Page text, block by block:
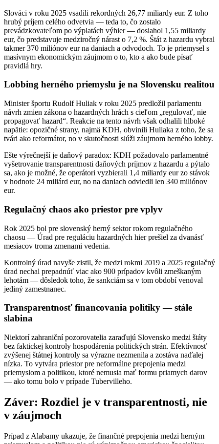
Slováci v roku 2025 vsadili rekordných 26,77 miliardy eur. Z toho
hrubý príjem celého odvetvia — teda to, čo zostalo
prevádzkovateľom po výplatách výhier — dosiahol 1,55 miliardy
eur, čo predstavuje medziročný nárast o 7,2 %. Štát z hazardu vybral
takmer 370 miliónov eur na daniach a odvodoch. To je priemysel s
masívnym ekonomickým záujmom o to, kto a ako bude písať
pravidlá hry.
Lobbing herného priemyslu je na Slovensku realitou
Minister športu Rudolf Huliak v roku 2025 predložil parlamentu
návrh zmien zákona o hazardných hrách s cieľom „regulovať, nie
propagovať hazard“. Reakcie na tento návrh však odhalili hlboké
napätie: opozičné strany, najmä KDH, obvinili Huliaka z toho, že sa
tvári ako reformátor, no v skutočnosti slúži záujmom herného lobby.
Ešte výrečnejší je daňový paradox: KDH požadovalo parlamentné
vyšetrovanie transparentnosti daňových príjmov z hazardu a pýtalo
sa, ako je možné, že operátori vyzbierali 1,4 miliardy eur zo stávok
v hodnote 24 miliárd eur, no na daniach odviedli len 340 miliónov
eur.
Regulačný chaos ako priestor pre vplyv
Rok 2025 bol pre slovenský herný sektor rokom regulačného
chaosu — Úrad pre reguláciu hazardných hier prešiel za dvanásť
mesiacov troma zmenami vedenia.
Kontrolný úrad navyše zistil, že medzi rokmi 2019 a 2025 regulačný
úrad nechal prepadnúť viac ako 900 prípadov kvôli zmeškaným
lehotám — dôsledok toho, že sankciám sa v tom období venoval
jediný zamestnanec.
Transparentnosť financovania politiky — stále
slabina
Niektorí zahraniční pozorovatelia zaraďujú Slovensko medzi štáty
bez faktickej kontroly hospodárenia politických strán. Efektívnosť
zvýšenej štátnej kontroly sa výrazne nezmenila a zostáva naďalej
nízka. To vytvára priestor pre neformálne prepojenia medzi
priemyslom a politikou, ktoré nemusia mať formu priamych darov
— ako tomu bolo v prípade Tubervilleho.
Záver: Rozdiel je v transparentnosti, nie
v záujmoch
Prípad z Alabamy ukazuje, že finančné prepojenia medzi herným